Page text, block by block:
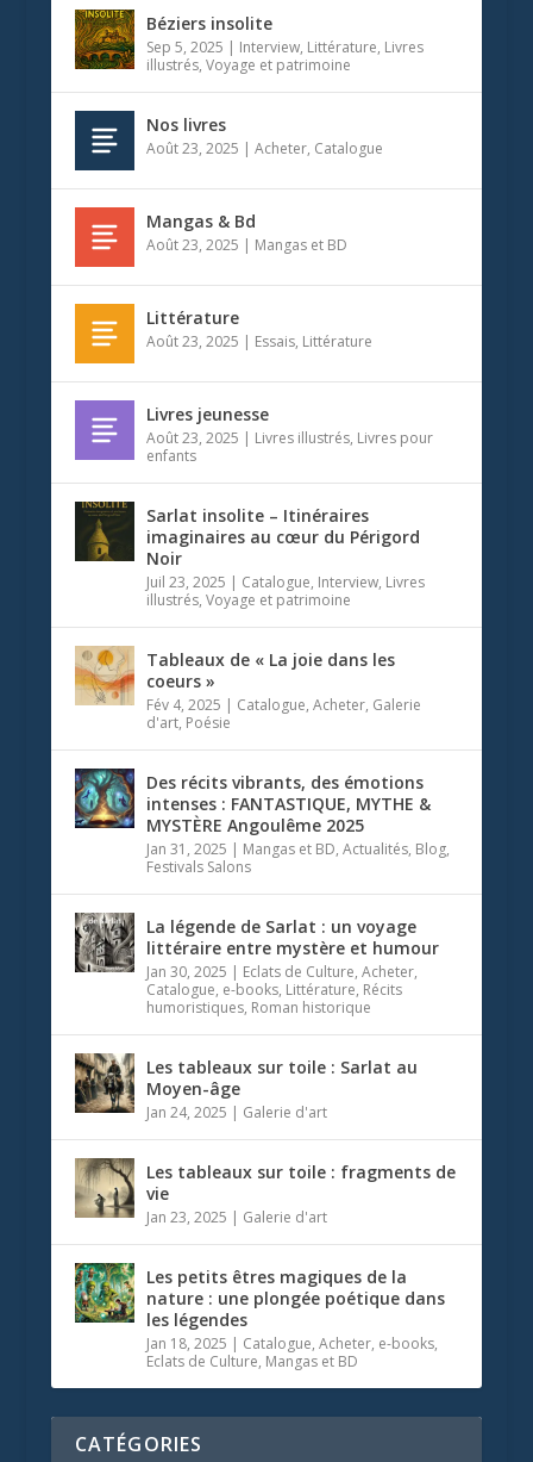
Béziers insolite
Sep 5, 2025 | Interview, Littérature, Livres
illustrés, Voyage et patrimoine
Nos livres
Août 23, 2025 | Acheter, Catalogue
Mangas & Bd
Août 23, 2025 | Mangas et BD
Littérature
Août 23, 2025 | Essais, Littérature
Livres jeunesse
Août 23, 2025 | Livres illustrés, Livres pour
enfants
Sarlat insolite – Itinéraires
imaginaires au cœur du Périgord
Noir
Juil 23, 2025 | Catalogue, Interview, Livres
illustrés, Voyage et patrimoine
Tableaux de « La joie dans les
coeurs »
Fév 4, 2025 | Catalogue, Acheter, Galerie
d'art, Poésie
Des récits vibrants, des émotions
intenses : FANTASTIQUE, MYTHE &
MYSTÈRE Angoulême 2025
Jan 31, 2025 | Mangas et BD, Actualités, Blog,
Festivals Salons
La légende de Sarlat : un voyage
littéraire entre mystère et humour
Jan 30, 2025 | Eclats de Culture, Acheter,
Catalogue, e-books, Littérature, Récits
humoristiques, Roman historique
Les tableaux sur toile : Sarlat au
Moyen-âge
Jan 24, 2025 | Galerie d'art
Les tableaux sur toile : fragments de
vie
Jan 23, 2025 | Galerie d'art
Les petits êtres magiques de la
nature : une plongée poétique dans
les légendes
Jan 18, 2025 | Catalogue, Acheter, e-books,
Eclats de Culture, Mangas et BD
CATÉGORIES